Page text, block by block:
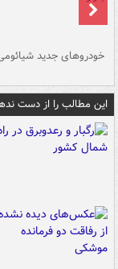
خودروهای جدید شیائومی
این مطالب را از دست